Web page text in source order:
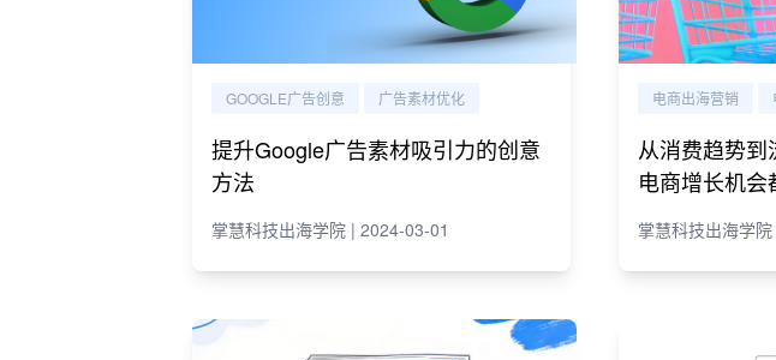
GOOGLE广告创意 广告素材优化
提升Google广告素材吸引力的创意
方法
掌慧科技出海学院 | 2024-03-01
电商出海营销
从消费趋势
电商增长机会
掌慧科技出海学